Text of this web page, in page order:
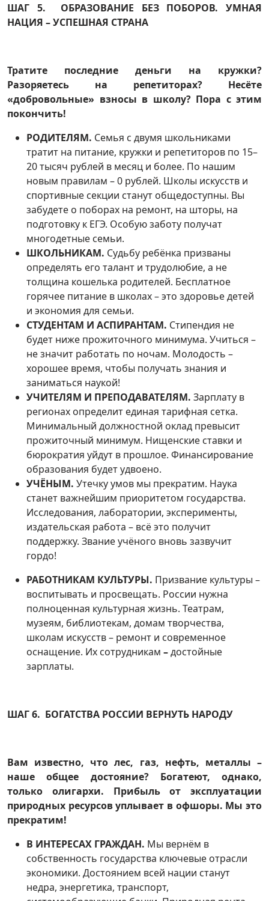
ШАГ 5. ОБРАЗОВАНИЕ БЕЗ ПОБОРОВ. УМНАЯ
НАЦИЯ – УСПЕШНАЯ СТРАНА
Тратите последние деньги на кружки?
Разоряетесь на репетиторах? Несёте
«добровольные» взносы в школу? Пора с этим
покончить!
РОДИТЕЛЯМ. Семья с двумя школьниками
тратит на питание, кружки и репетиторов по 15–
20 тысяч рублей в месяц и более. По нашим
новым правилам – 0 рублей. Школы искусств и
спортивные секции станут общедоступны. Вы
забудете о поборах на ремонт, на шторы, на
подготовку к ЕГЭ. Особую заботу получат
многодетные семьи.
ШКОЛЬНИКАМ. Судьбу ребёнка призваны
определять его талант и трудолюбие, а не
толщина кошелька родителей. Бесплатное
горячее питание в школах – это здоровье детей
и экономия для семьи.
СТУДЕНТАМ И АСПИРАНТАМ. Стипендия не
будет ниже прожиточного минимума. Учиться –
не значит работать по ночам. Молодость –
хорошее время, чтобы получать знания и
заниматься наукой!
УЧИТЕЛЯМ И ПРЕПОДАВАТЕЛЯМ. Зарплату в
регионах определит единая тарифная сетка.
Минимальный должностной оклад превысит
прожиточный минимум. Нищенские ставки и
бюрократия уйдут в прошлое. Финансирование
образования будет удвоено.
УЧЁНЫМ. Утечку умов мы прекратим. Наука
станет важнейшим приоритетом государства.
Исследования, лаборатории, эксперименты,
издательская работа – всё это получит
поддержку. Звание учёного вновь зазвучит
гордо!
РАБОТНИКАМ КУЛЬТУРЫ. Призвание культуры –
воспитывать и просвещать. России нужна
полноценная культурная жизнь. Театрам,
музеям, библиотекам, домам творчества,
школам искусств – ремонт и современное
оснащение. Их сотрудникам –достойные
зарплаты.
ШАГ 6. БОГАТСТВА РОССИИ ВЕРНУТЬ НАРОДУ
Вам известно, что лес, газ, нефть, металлы –
наше общее достояние? Богатеют, однако,
только олигархи. Прибыль от эксплуатации
природных ресурсов уплывает в офшоры. Мы это
прекратим!
В ИНТЕРЕСАХ ГРАЖДАН. Мы вернём в
собственность государства ключевые отрасли
экономики. Достоянием всей нации станут
недра, энергетика, транспорт,